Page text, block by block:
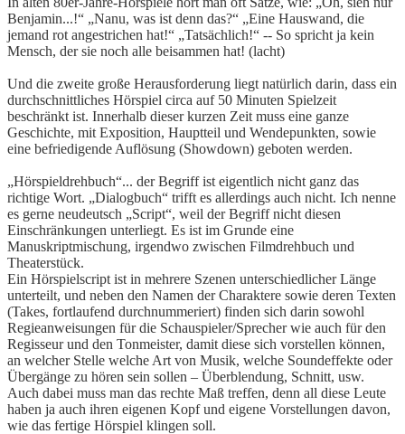
Benjamin...!“ „Nanu, was ist denn das?“ „Eine Hauswand, die
jemand rot angestrichen hat!“ „Tatsächlich!“ -- So spricht ja kein
Mensch, der sie noch alle beisammen hat! (lacht)
Und die zweite große Herausforderung liegt natürlich darin, dass ein
durchschnittliches Hörspiel circa auf 50 Minuten Spielzeit
beschränkt ist. Innerhalb dieser kurzen Zeit muss eine ganze
Geschichte, mit Exposition, Hauptteil und Wendepunkten, sowie
eine befriedigende Auflösung (Showdown) geboten werden.
„Hörspieldrehbuch“... der Begriff ist eigentlich nicht ganz das
richtige Wort. „Dialogbuch“ trifft es allerdings auch nicht. Ich nenne
es gerne neudeutsch „Script“, weil der Begriff nicht diesen
Einschränkungen unterliegt. Es ist im Grunde eine
Manuskriptmischung, irgendwo zwischen Filmdrehbuch und
Theaterstück.
Ein Hörspielscript ist in mehrere Szenen unterschiedlicher Länge
unterteilt, und neben den Namen der Charaktere sowie deren Texten
(Takes, fortlaufend durchnummeriert) finden sich darin sowohl
Regieanweisungen für die Schauspieler/Sprecher wie auch für den
Regisseur und den Tonmeister, damit diese sich vorstellen können,
an welcher Stelle welche Art von Musik, welche Soundeffekte oder
Übergänge zu hören sein sollen – Überblendung, Schnitt, usw.
Auch dabei muss man das rechte Maß treffen, denn all diese Leute
haben ja auch ihren eigenen Kopf und eigene Vorstellungen davon,
wie das fertige Hörspiel klingen soll.